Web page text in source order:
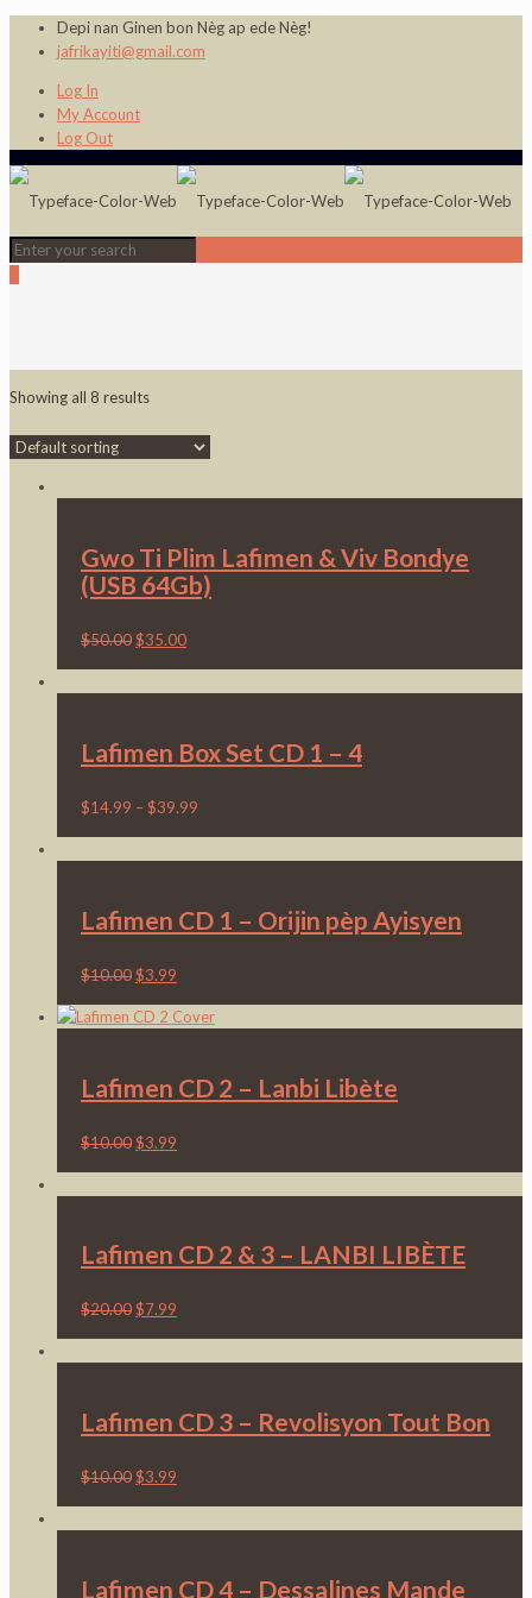
Depi nan Ginen bon Nèg ap ede Nèg!
jafrikayiti@gmail.com
Log In
My Account
Log Out
Showing all 8 results
Gwo Ti Plim Lafimen & Viv Bondye
(USB 64Gb)
$50.00$35.00
Lafimen Box Set CD 1 – 4
$14.99 –$39.99
Lafimen CD 1 – Orijin pèp Ayisyen
$10.00$3.99
Lafimen CD 2 – Lanbi Libète
$10.00$3.99
Lafimen CD 2 & 3 – LANBI LIBÈTE
$20.00$7.99
Lafimen CD 3 – Revolisyon Tout Bon
$10.00$3.99
Lafimen CD 4 – Dessalines Mande